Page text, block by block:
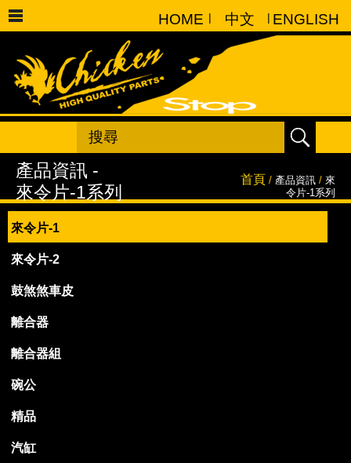
HOME | 中文 | ENGLISH
首頁 / 產品資訊 / 來
令片-1系列
來令片-1
來令片-2
鼓煞煞車皮
離合器
離合器組
碗公
精品
汽缸